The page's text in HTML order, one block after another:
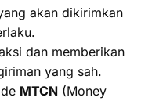
akan dikirimkan
dan memberikan
yang sah.
MTCN (Money